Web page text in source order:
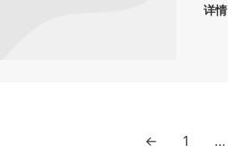
详情
← 1 …